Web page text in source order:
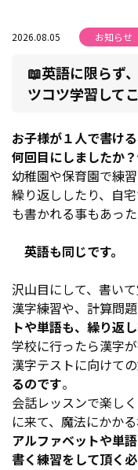
2026.08.05 お知らせ
📖英語に限らず
ツコツ学習して
お子様が１人で書け
何回目にしましたか
幼稚園や保育園で練
繰り返ししたり、自
も書かれる事もあった
英語も同じです。
沢山目にして、書いて
漢字練習や、計算問
トや単語も、繰り返
学校に行ったら漢字
漢字テストに向けての
るのです。
会話レッスンで楽し
に来て、魔法にかか
アルファベットや単
書く練習をして頂く